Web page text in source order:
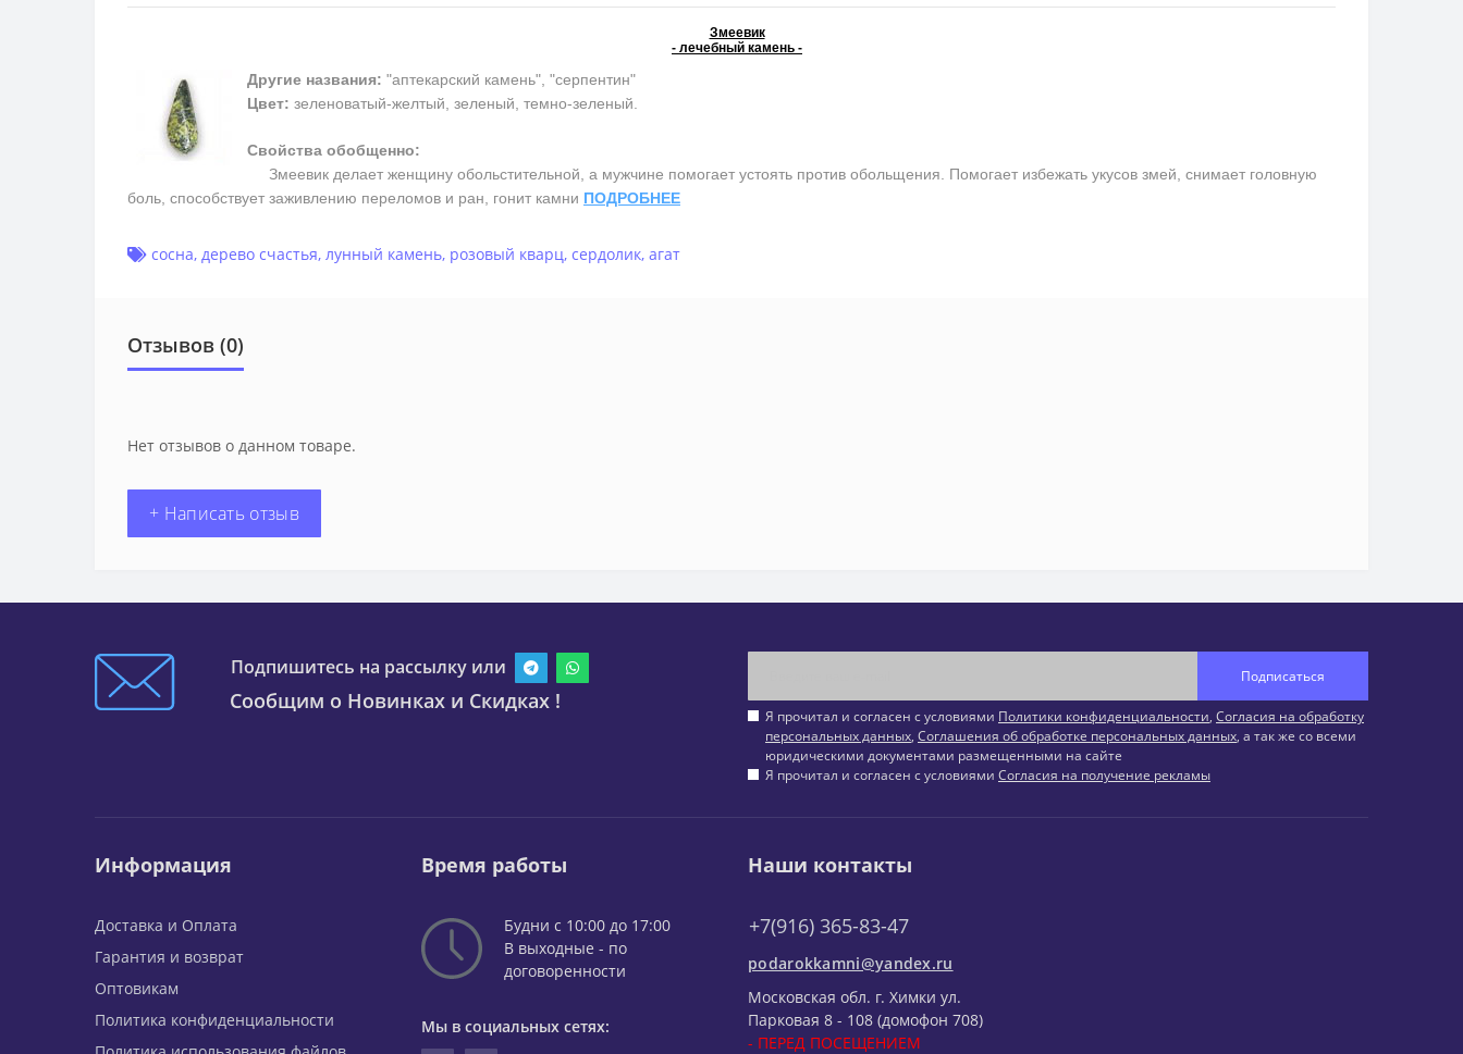
Змеевик
- лечебный камень -
Другие названия: "аптекарский камень", "серпентин"
Цвет: зеленоватый-желтый, зеленый, темно-зеленый.
Свойства обобщенно:
Змеевик делает женщину обольстительной, а мужчине помогает устоять против обольщения. Помогает избежать укусов змей, снимает головную
боль, способствует заживлению переломов и ран, гонит камни ПОДРОБНЕЕ
сосна, дерево счастья, лунный камень, розовый кварц, сердолик, агат
Отзывов (0)
Нет отзывов о данном товаре.
+ Написать отзыв
Подпишитесь на рассылку или
Сообщим о Новинках и Скидках !
Подписаться
Я прочитал и согласен с условиями Политики конфиденциальности, Согласия на обработку
персональных данных, Соглашения об обработке персональных данных, а так же со всеми
юридическими документами размещенными на сайте
Я прочитал и согласен с условиями Согласия на получение рекламы
Информация
Доставка и Оплата
Гарантия и возврат
Оптовикам
Политика конфиденциальности
Время работы
Будни с 10:00 до 17:00
В выходные - по
договоренности
Мы в социальных сетях:
Наши контакты
+7(916) 365-83-47
podarokkamni@yandex.ru
Московская обл. г. Химки ул.
Парковая 8 - 108 (домофон 708)
- ПЕРЕД ПОСЕЩЕНИЕМ